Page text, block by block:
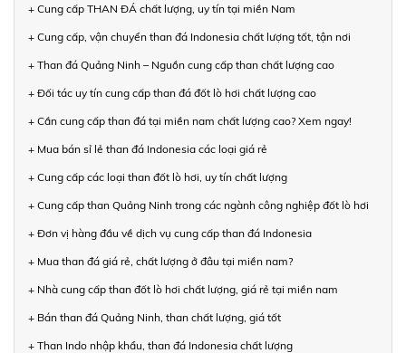
+ Cung cấp THAN ĐÁ chất lượng, uy tín tại miền Nam
+ Cung cấp, vận chuyển than đá Indonesia chất lượng tốt, tận nơi
+ Than đá Quảng Ninh – Nguồn cung cấp than chất lượng cao
+ Đối tác uy tín cung cấp than đá đốt lò hơi chất lượng cao
+ Cần cung cấp than đá tại miền nam chất lượng cao? Xem ngay!
+ Mua bán sỉ lẻ than đá Indonesia các loại giá rẻ
+ Cung cấp các loại than đốt lò hơi, uy tín chất lượng
+ Cung cấp than Quảng Ninh trong các ngành công nghiệp đốt lò hơi
+ Đơn vị hàng đầu về dịch vụ cung cấp than đá Indonesia
+ Mua than đá giá rẻ, chất lượng ở đâu tại miền nam?
+ Nhà cung cấp than đốt lò hơi chất lượng, giá rẻ tại miền nam
+ Bán than đá Quảng Ninh, than chất lượng, giá tốt
+ Than Indo nhập khẩu, than đá Indonesia chất lượng